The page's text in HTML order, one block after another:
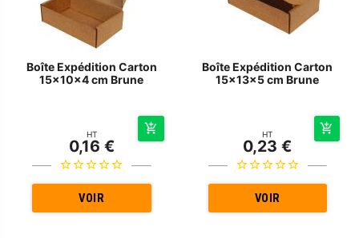
Boîte Expédition Carton
15x10x4 cm Brune
HT
0,16 €
VOIR
Boîte Expédition Carton
15x13x5 cm Brune
HT
0,23 €
VOIR